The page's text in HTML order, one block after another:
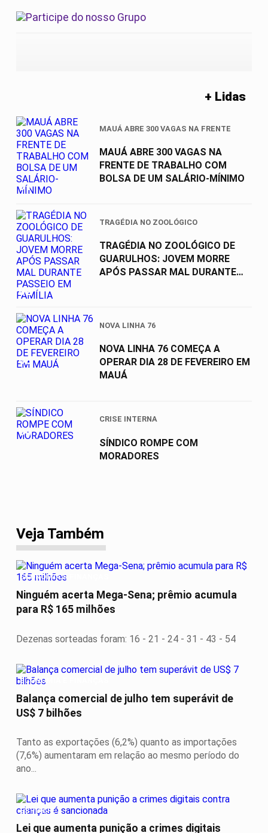
+ Lidas
01
MAUÁ ABRE 300 VAGAS NA FRENTE
MAUÁ ABRE 300 VAGAS NA
FRENTE DE TRABALHO COM
BOLSA DE UM SALÁRIO-MÍNIMO
02
TRAGÉDIA NO ZOOLÓGICO
TRAGÉDIA NO ZOOLÓGICO DE
GUARULHOS: JOVEM MORRE
APÓS PASSAR MAL DURANTE
03
NOVA LINHA 76
NOVA LINHA 76 COMEÇA A
OPERAR DIA 28 DE FEVEREIRO EM
MAUÁ
04
CRISE INTERNA
SÍNDICO ROMPE COM
MORADORES
Veja Também
ECONOMIA E FINANÇAS
Ninguém acerta Mega-Sena; prêmio acumula
para R$ 165 milhões
Dezenas sorteadas foram: 16 - 21 - 24 - 31 - 43 - 54
ECONOMIA E FINANÇAS
Balança comercial de julho tem superávit de
US$ 7 bilhões
Tanto as exportações (6,2%) quanto as importações
(7,6%) aumentaram em relação ao mesmo período do
ano...
ESPORTE
Lei que aumenta punição a crimes digitais